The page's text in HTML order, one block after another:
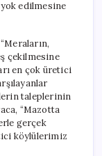
edilmesine
çekilmesine
en çok üretici
taleplerinin
“Mazotta
gerçek
köylülerimiz